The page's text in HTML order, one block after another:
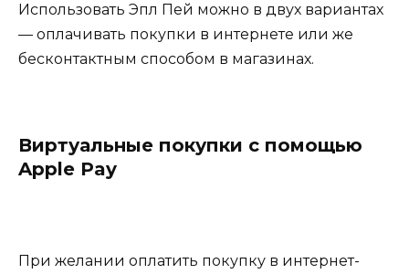
Использовать Эпл Пей можно в двух вариантах
— оплачивать покупки в интернете или же
бесконтактным способом в магазинах.
Виртуальные покупки с помощью
Apple Pay
При желании оплатить покупку в интернет-